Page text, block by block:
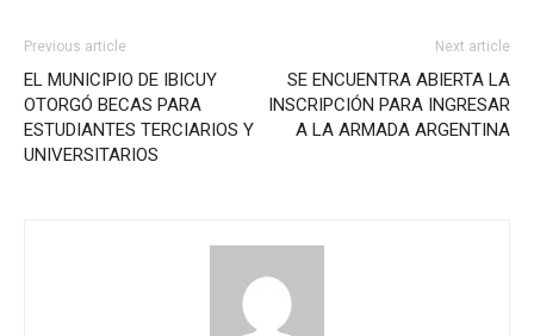
Previous article
EL MUNICIPIO DE IBICUY
OTORGÓ BECAS PARA
ESTUDIANTES TERCIARIOS Y
UNIVERSITARIOS
Next article
SE ENCUENTRA ABIERTA LA
INSCRIPCIÓN PARA INGRESAR
A LA ARMADA ARGENTINA